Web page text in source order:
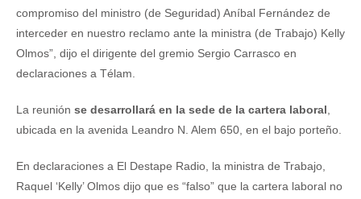
compromiso del ministro (de Seguridad) Aníbal Fernández de
interceder en nuestro reclamo ante la ministra (de Trabajo) Kelly
Olmos”, dijo el dirigente del gremio Sergio Carrasco en
declaraciones a Télam.
La reunión se desarrollará en la sede de la cartera laboral
ubicada en la avenida Leandro N. Alem 650, en el bajo porteño.
En declaraciones a El Destape Radio, la ministra de Trabajo,
Raquel ‘Kelly’ Olmos dijo que es “falso” que la cartera laboral no